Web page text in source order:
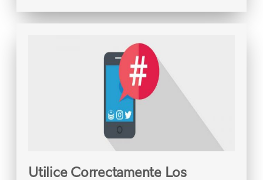
Utilice Correctamente Los